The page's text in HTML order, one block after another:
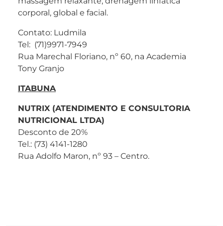
corporal, global e facial.
Contato: Ludmila
Tel: (71)9971-7949
Rua Marechal Floriano, nº 60, na Academia
Tony Granjo
ITABUNA
NUTRIX (ATENDIMENTO E CONSULTORIA
NUTRICIONAL LTDA)
Desconto de 20%
Tel.: (73) 4141-1280
Rua Adolfo Maron, nº 93 – Centro.